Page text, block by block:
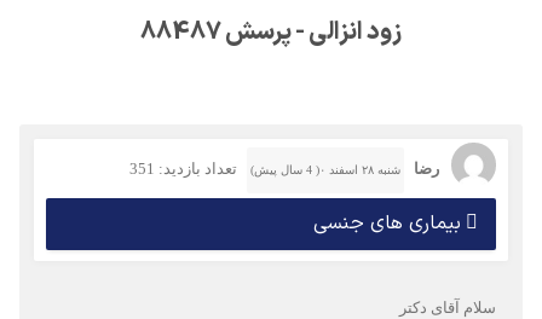
زود انزالی - پرسش 88487
رضا شنبه ۲۸ اسفند ۰( 4 سال پیش) تعداد بازدید: 351
بیماری های جنسی
سلام آقای دکتر